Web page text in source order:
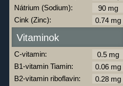
Nátrium (Sodium):
Cink (Zinc):
Vitaminok
C-vitamin:
B1-vitamin Tiamin:
B2-vitamin riboflavin: